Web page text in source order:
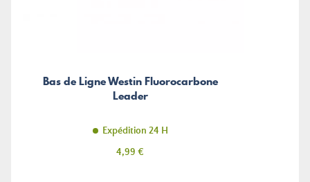
Bas de Ligne Westin Fluorocarbone
Leader
Expédition 24 H
Prix
4,99 €